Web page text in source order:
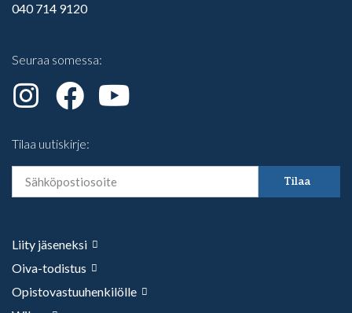
040 714 9120
Seuraa somessa:
Tilaa uutiskirje:
Tilaa
Liity jäseneksi
Oiva-todistus
Opistovastuuhenkilölle